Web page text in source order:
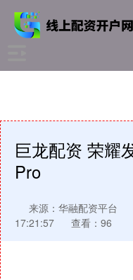
巨龙配资 荣耀
Pro
来源：华融配资平台
17:21:57
查看：96